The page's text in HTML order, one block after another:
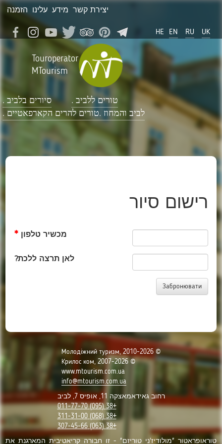
הזמנה עלינו מידע יצירת קשר
UK
RU
EN
HE
Touroperator
MTourism
טורים ללביב .
סיורים בלביב .
לביב והמחוז .טורים להרים הקארפאטיים .
רישום סיור
מכשיר טלפון
לאן תרצה ללכת?
© Молодіжний туризм, 2010-2026
© Крилос ком, 2007-2026
www.mtourism.com.ua
info@mtourism.com.ua
רחוב גאידאמאצקה 11, אופיס 7, לביב
+38 (095) 011-77-70
+38 (068) 311-31-00
+38 (063) 307-45-66
טוראופראטור "מולודיז'ני טוריזם" - זו חבורה קריאטיבית המארגנת את